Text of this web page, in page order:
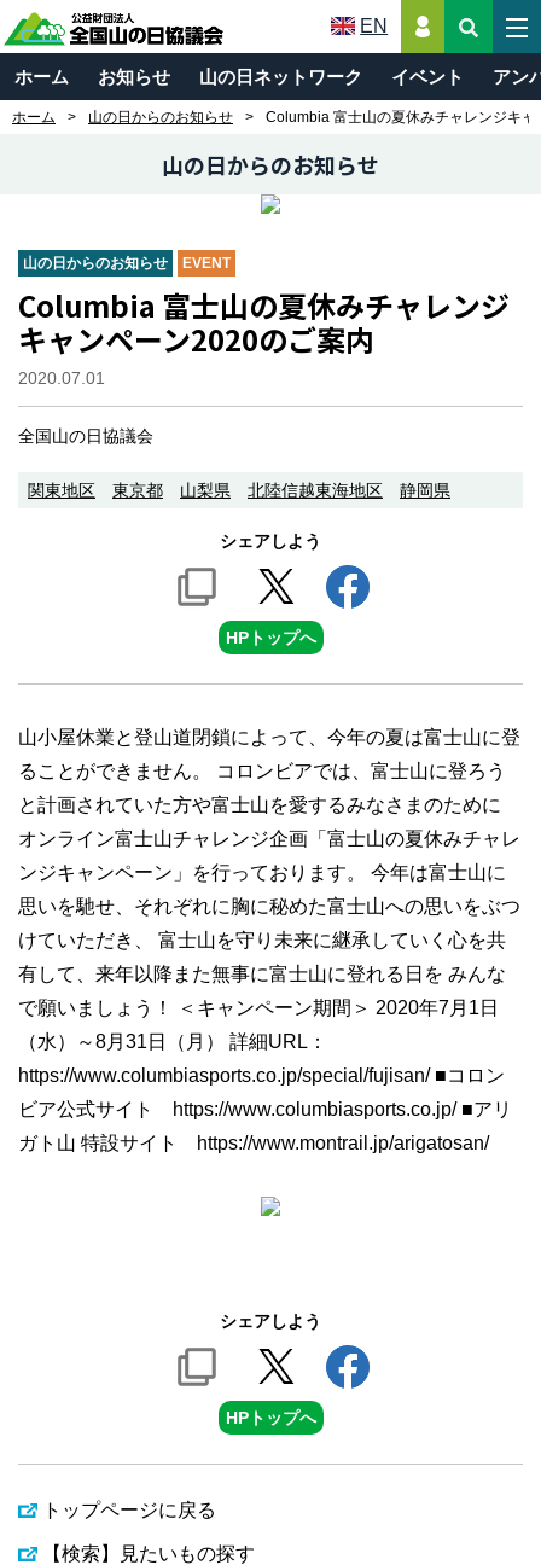
EN
ホーム お知らせ 山の日ネットワーク イベント アン
ホーム 山の日からのお知らせ Columbia 富士山の夏休みチャレンジキ
山の日からのお知らせ
山の日からのお知らせ EVENT
Columbia 富士山の夏休みチャレンジ
キャンペーン2020のご案内
2020.07.01
全国山の日協議会
関東地区 東京都 山梨県 北陸信越東海地区 静岡県
シェアしよう
HPトップへ
山小屋休業と登山道閉鎖によって、今年の夏は富士山に登
ることができません。 コロンビアでは、富士山に登ろう
と計画されていた方や富士山を愛するみなさまのために
オンライン富士山チャレンジ企画「富士山の夏休みチャレ
ンジキャンペーン」を行っております。 今年は富士山に
思いを馳せ、それぞれに胸に秘めた富士山への思いをぶつ
けていただき、 富士山を守り未来に継承していく心を共
有して、来年以降また無事に富士山に登れる日を みんな
で願いましょう！ ＜キャンペーン期間＞ 2020年7月1日
（水）～8月31日（月） 詳細URL：
https://www.columbiasports.co.jp/special/fujisan/ ■コロン
ビア公式サイト https://www.columbiasports.co.jp/ ■アリ
ガト山 特設サイト https://www.montrail.jp/arigatosan/
シェアしよう
HPトップへ
トップページに戻る
【検索】見たいもの探す